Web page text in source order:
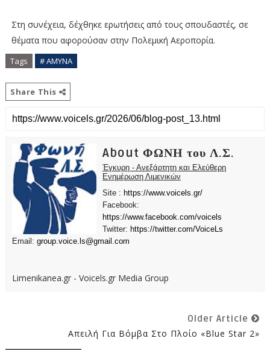
Στη συνέχεια, δέχθηκε ερωτήσεις από τους σπουδαστές, σε
θέματα που αφορούσαν στην Πολεμική Αεροπορία.
Tags # ΑΜΥΝΑ
Share This
About ΦΩΝΗ του Λ.Σ.
Έγκυρη - Ανεξάρτητη και Ελεύθερη
Ενημέρωση Λιμενικών
Site : https://www.voicels.gr/
Facebook:
https://www.facebook.com/voicels
Twitter: https://twitter.com/VoiceLs
Email: group.voice.ls@gmail.com
Limenikanea.gr - Voicels.gr Media Group
Older Article
Απειλή Για Βόμβα Στο Πλοίο «Blue Star 2»